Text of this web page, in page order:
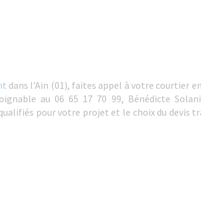
dans l'Ain (01), faites appel à votre courtier
au 06 65 17 70 99, Bénédicte
pour votre projet et le choix du devis